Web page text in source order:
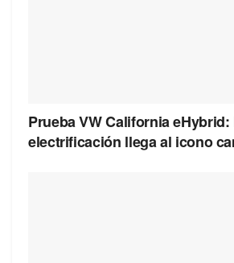
Prueba VW California eHybrid:
electrificación llega al icono